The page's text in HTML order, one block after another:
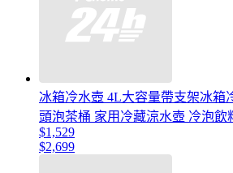
冰箱冷水壺 4L大容量帶支架冰箱
頭泡茶桶 家用冷藏涼水壺 冷泡飲
$1,529
$2,699